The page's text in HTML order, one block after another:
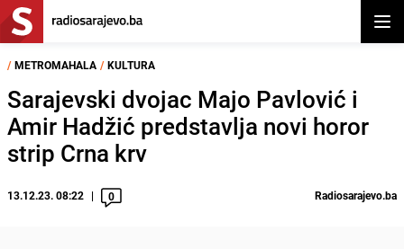
/ METROMAHALA / KULTURA
Sarajevski dvojac Majo Pavlović i
Amir Hadžić predstavlja novi horor
strip Crna krv
13.12.23. 08:22 0 Radiosarajevo.ba